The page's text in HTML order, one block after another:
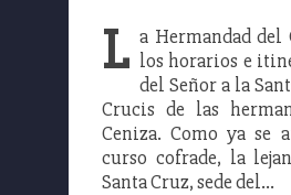
L a Hermandad del
los horarios e
del Señor a la
Crucis de las
Ceniza. Como ya se
curso cofrade, la
Santa Cruz, sede del…